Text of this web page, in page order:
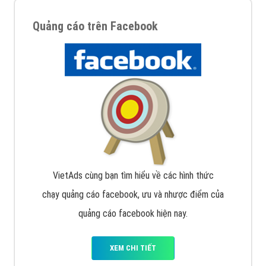
Google Ads là hình thức quảng cáo của Google được
tài trợ có chữ Ad gồm 4 ví trí trên cùng và 3 vị trí
dưới cùng
XEM CHI TIẾT
Quảng cáo trên Facebook